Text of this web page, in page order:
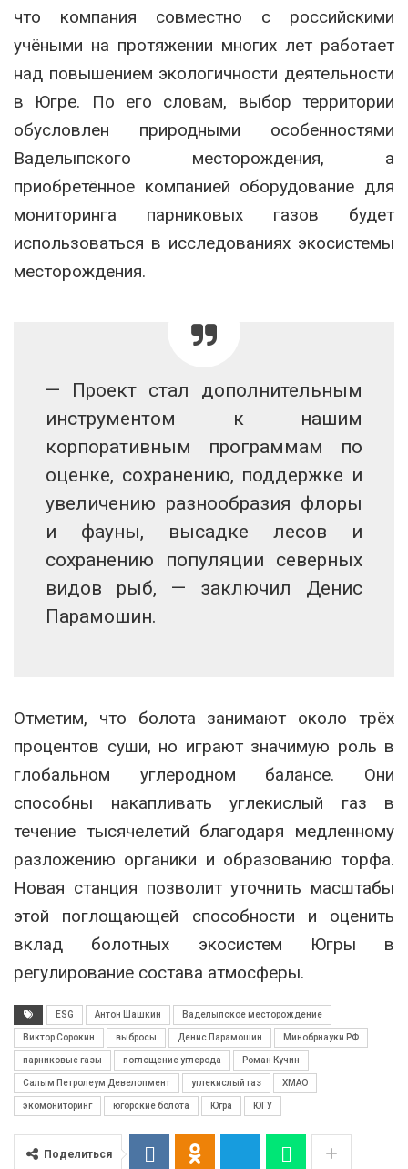
что компания совместно с российскими
учёными на протяжении многих лет работает
над повышением экологичности деятельности
в Югре. По его словам, выбор территории
обусловлен природными особенностями
Ваделыпского месторождения, а
приобретённое компанией оборудование для
мониторинга парниковых газов будет
использоваться в исследованиях экосистемы
месторождения.
— Проект стал дополнительным
инструментом к нашим
корпоративным программам по
оценке, сохранению, поддержке и
увеличению разнообразия флоры
и фауны, высадке лесов и
сохранению популяции северных
видов рыб, — заключил Денис
Парамошин.
Отметим, что болота занимают около трёх
процентов суши, но играют значимую роль в
глобальном углеродном балансе. Они
способны накапливать углекислый газ в
течение тысячелетий благодаря медленному
разложению органики и образованию торфа.
Новая станция позволит уточнить масштабы
этой поглощающей способности и оценить
вклад болотных экосистем Югры в
регулирование состава атмосферы.
ESG Антон Шашкин Ваделыпское месторождение
Виктор Сорокин выбросы Денис Парамошин Минобрнауки РФ
парниковые газы поглощение углерода Роман Кучин
Салым Петролеум Девелопмент углекислый газ ХМАО
экомониторинг югорские болота Югра ЮГУ
Поделиться